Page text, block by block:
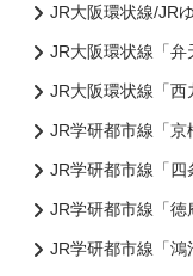
JR大阪環状線/JR
JR大阪環状線「弁
JR大阪環状線「西
JR学研都市線「京
JR学研都市線「四
JR学研都市線「徳
JR学研都市線「鴻